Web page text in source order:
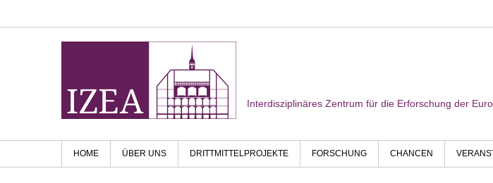
Interdisziplinäres Zentrum für die Erforschung der
HOME ÜBER UNS DRITTMITTELPROJEKTE FORSCHUNG CHANCEN